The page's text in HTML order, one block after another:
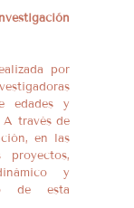
por
edades y
través de
en las
y
de esta